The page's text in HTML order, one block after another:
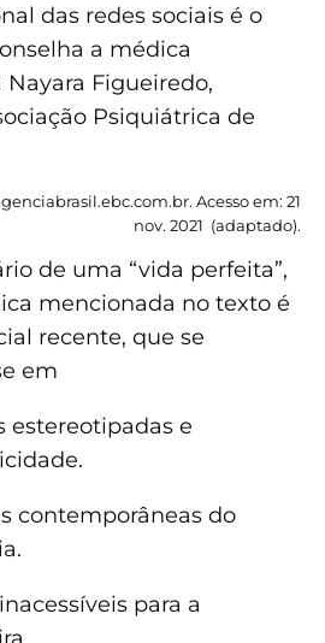
das redes sociais é o
a médica
Figueiredo,
Psiquiátrica de
Acesso em: 21
nov. 2021 (adaptado).
de uma “vida perfeita”,
mencionada no texto é
recente, que se
em
estereotipadas e
contemporâneas do
para a